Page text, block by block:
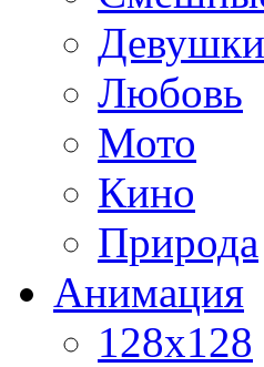
Девушки
Любовь
Мото
Кино
Природа
Анимация
128x128